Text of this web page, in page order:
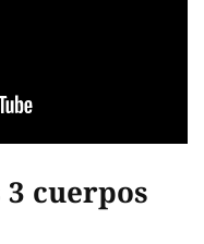
cuerpos